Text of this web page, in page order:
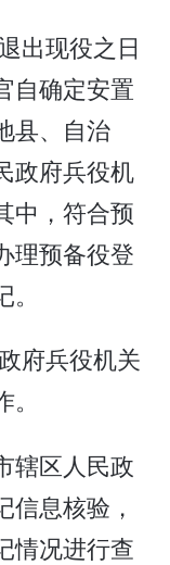
出现役之日
自确定安置
县、自治
政府兵役机
中，符合预
理预备役登
府兵役机关
辖区人民政
信息核验，
情况进行查